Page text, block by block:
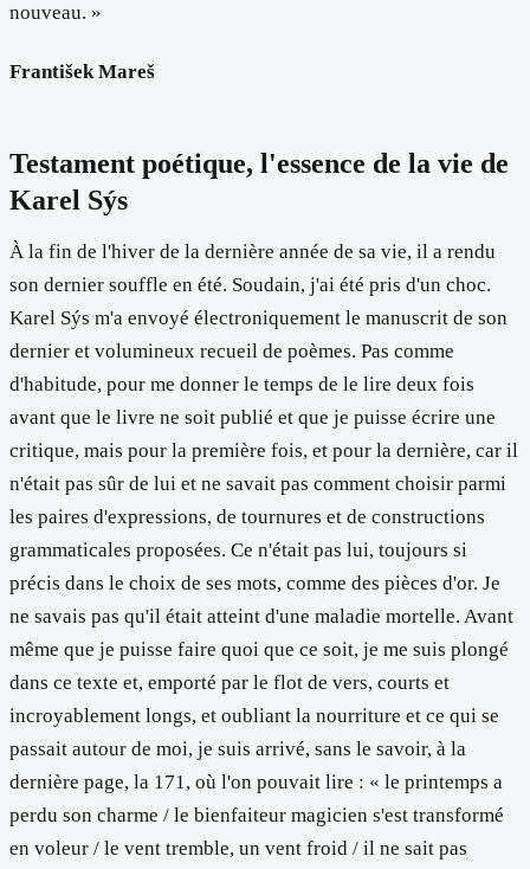
nouveau. »
František Mareš
Testament poétique, l'essence de la vie de
Karel Sýs
À la fin de l'hiver de la dernière année de sa vie, il a rendu
son dernier souffle en été. Soudain, j'ai été pris d'un choc.
Karel Sýs m'a envoyé électroniquement le manuscrit de son
dernier et volumineux recueil de poèmes. Pas comme
d'habitude, pour me donner le temps de le lire deux fois
avant que le livre ne soit publié et que je puisse écrire une
critique, mais pour la première fois, et pour la dernière, car il
n'était pas sûr de lui et ne savait pas comment choisir parmi
les paires d'expressions, de tournures et de constructions
grammaticales proposées. Ce n'était pas lui, toujours si
précis dans le choix de ses mots, comme des pièces d'or. Je
ne savais pas qu'il était atteint d'une maladie mortelle. Avant
même que je puisse faire quoi que ce soit, je me suis plongé
dans ce texte et, emporté par le flot de vers, courts et
incroyablement longs, et oubliant la nourriture et ce qui se
passait autour de moi, je suis arrivé, sans le savoir, à la
dernière page, la 171, où l'on pouvait lire : « le printemps a
perdu son charme / le bienfaiteur magicien s'est transformé
en voleur / le vent tremble, un vent froid / il ne sait pas